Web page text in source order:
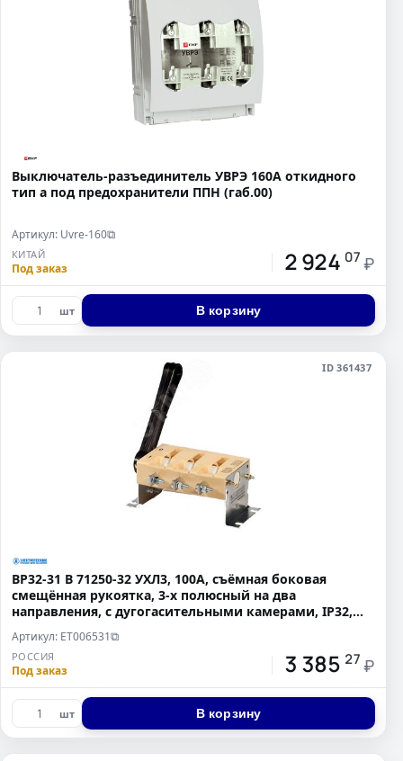
Выключатель-разъединитель УВРЭ 160А откидного
тип а под предохранители ППН (габ.00)
Артикул: Uvre-160⧉
КИТАЙ
Под заказ 2 924 07 ₽
шт В корзину
ID 361437
ВР32-31 В 71250-32 УХЛ3, 100А, съёмная боковая
смещённая рукоятка, 3-х полюсный на два
направления, с дугогасительными камерами, IP32,
Артикул: ET006531⧉
РОССИЯ
Под заказ 3 385 27 ₽
шт В корзину